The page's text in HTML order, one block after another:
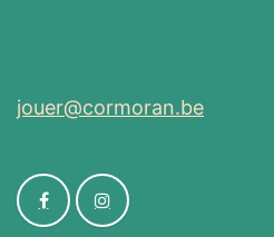
jouer@cormoran.be